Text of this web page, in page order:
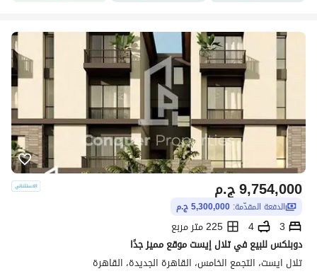
ج.م9,754,000
الدفعة المقدّمة: 5,300,000 ج.م
3
4
225 متر مربع
دوبلكس للبيع في تلال إيست موقع مميز جدًا
تلال ايست، التجمع الخامس، القاهرة الجديدة، القاهرة